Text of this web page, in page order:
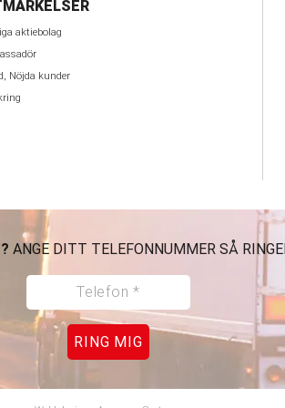
aktiebolag
Nöjda kunder
ANGE DITT TELEFONNUMMER SÅ
RING MIG